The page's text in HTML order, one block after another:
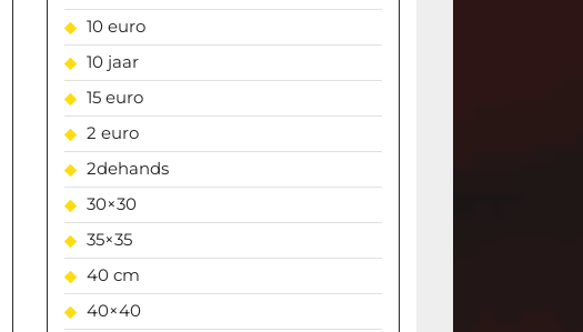
10 euro
10 jaar
15 euro
2 euro
2dehands
30×30
35×35
40 cm
40×40